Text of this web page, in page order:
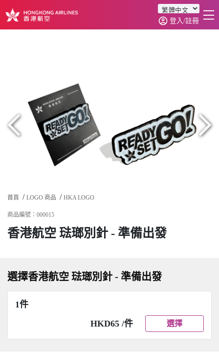
登入/註冊
首頁 LOGO 商品 HKA LOGO
商品編號：000015
香港航空 琺瑯別針 - 準備出發
選擇香港航空 琺瑯別針 - 準備出發
1件
HKD65 /件
選擇